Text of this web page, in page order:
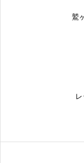
鷲